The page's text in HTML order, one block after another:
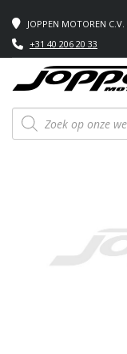
JOPPEN MOTOREN
+31 40 206 20 33
Producten
zoeken